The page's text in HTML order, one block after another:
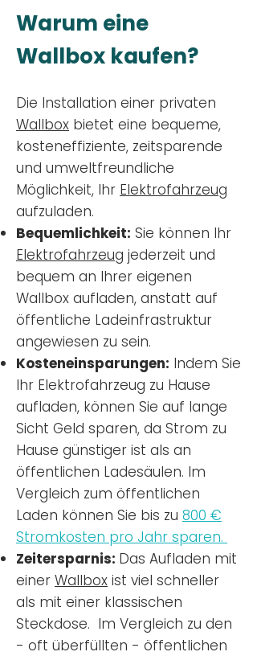
Warum eine
Wallbox kaufen?
Die Installation einer privaten
Wallbox bietet eine bequeme,
kosteneffiziente, zeitsparende
und umweltfreundliche
Möglichkeit, Ihr Elektrofahrzeug
aufzuladen.
Bequemlichkeit: Sie können Ihr
Elektrofahrzeug jederzeit und
bequem an Ihrer eigenen
Wallbox aufladen, anstatt auf
öffentliche Ladeinfrastruktur
angewiesen zu sein.
Kosteneinsparungen: Indem Sie
Ihr Elektrofahrzeug zu Hause
aufladen, können Sie auf lange
Sicht Geld sparen, da Strom zu
Hause günstiger ist als an
öffentlichen Ladesäulen. Im
Vergleich zum öffentlichen
Laden können Sie bis zu 800 €
Stromkosten pro Jahr sparen.
Zeitersparnis: Das Aufladen mit
einer Wallbox ist viel schneller
als mit einer klassischen
Steckdose. Im Vergleich zu den
- oft überfüllten - öffentlichen